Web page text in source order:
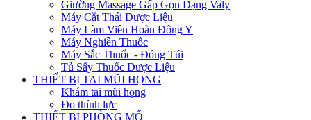
Giường Massage Gấp Gọn Dạng Valy
Máy Cắt Thái Dược Liệu
Máy Làm Viên Hoàn Đông Y
Máy Nghiền Thuốc
Máy Sắc Thuốc - Đóng Túi
Tủ Sấy Thuốc Dược Liệu
THIẾT BỊ TAI MŨI HỌNG
Khám tai mũi họng
Đo thính lực
THIẾT BỊ PHÒNG MỔ